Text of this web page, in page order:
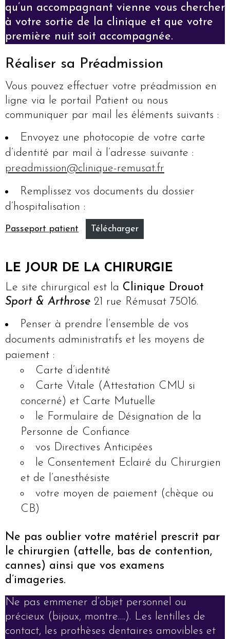
qu’un accompagnant vienne vous chercher
à votre sortie de la clinique et que votre
première nuit soit accompagnée.
Réaliser sa Préadmission
Vous pouvez effectuer votre préadmission en
ligne via le portail Patient ou nous
communiquer par mail les éléments suivants :
Envoyez une photocopie de votre carte
d’identité par mail à l’adresse suivante :
preadmission@clinique-remusat.fr
Remplissez vos documents du dossier
d’hospitalisation :
Passeport patient Télécharger
LE JOUR DE LA CHIRURGIE
Le site chirurgical est la Clinique Drouot
Sport & Arthrose 21 rue Rémusat 75016.
Penser à prendre l’ensemble de vos
documents administratifs et les moyens de
paiement :
Carte d’identité
Carte Vitale (Attestation CMU si
concerné) et Carte Mutuelle
le Formulaire de Désignation de la
Personne de Confiance
vos Directives Anticipées
le Consentement Eclairé du Chirurgien
et de l’anesthésiste
votre moyen de paiement (chèque ou
CB)
Ne pas oublier votre matériel prescrit par
le chirurgien (attelle, bas de contention,
cannes) ainsi que vos examens
d’imageries.
Ne pas emmener d’objet personnel ou
précieux (bijoux, montre….). Les lentilles de
contact, les prothèses dentaires amovibles et